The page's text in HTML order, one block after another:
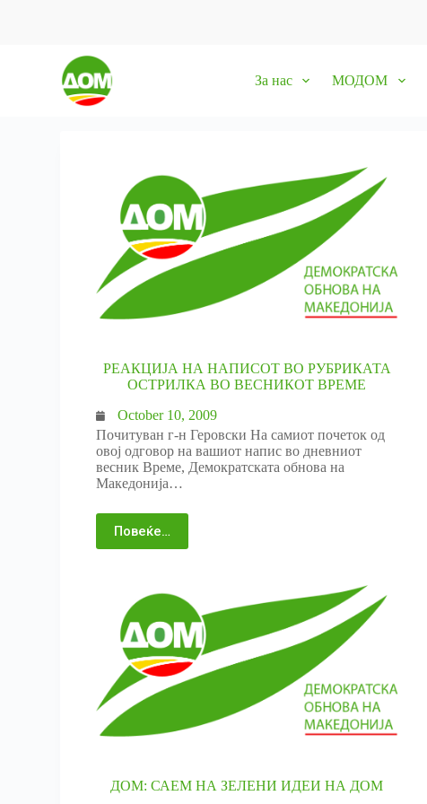
За нас МОДОМ
РЕАКЦИЈА НА НАПИСОТ ВО РУБРИКАТА
ОСТРИЛКА ВО ВЕСНИКОТ ВРЕМЕ
October 10, 2009
Почитуван г-н Геровски На самиот почеток од
овој одговор на вашиот напис во дневниот
весник Време, Демократската обнова на
Македонија…
Повеќе…
ДОМ: САЕМ НА ЗЕЛЕНИ ИДЕИ НА ДОМ